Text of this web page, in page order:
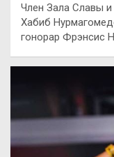
Член Зала Славы
Хабиб
гонорар Фрэнсис